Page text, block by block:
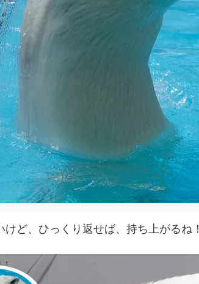
ど、ひっくり返せば、持ち上がるね！